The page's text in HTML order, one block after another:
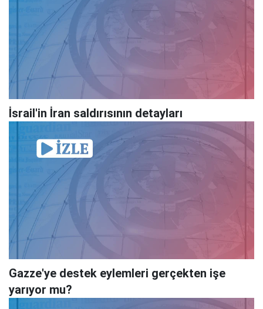
İsrail'in İran saldırısının detayları
Gazze'ye destek eylemleri gerçekten işe
yarıyor mu?